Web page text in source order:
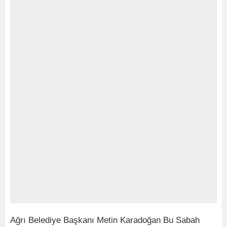
Ağrı Belediye Başkanı Metin Karadoğan Bu Sabah